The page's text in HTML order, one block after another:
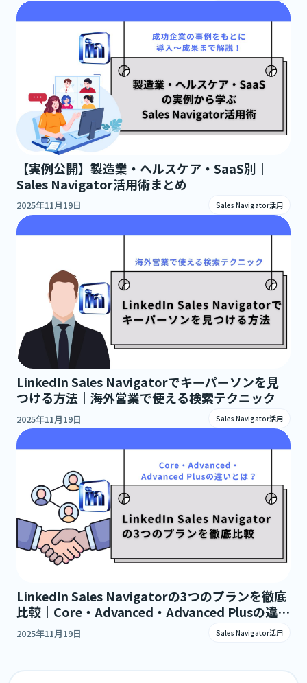
【実例公開】製造業・ヘルスケア・SaaS別｜
Sales Navigator活用術まとめ
2025年11月19日 Sales Navigator活用
LinkedIn Sales Navigatorでキーパーソンを見
つける方法｜海外営業で使える検索テクニック
2025年11月19日 Sales Navigator活用
LinkedIn Sales Navigatorの3つのプランを徹底
比較｜Core・Advanced・Advanced Plusの違い
とは？
2025年11月19日 Sales Navigator活用